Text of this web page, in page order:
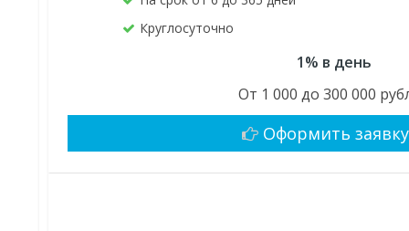
Круглосуточно
1% в день
От 1 000 до 300 000
Оформить заявку